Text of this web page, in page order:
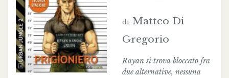
di Matteo Di
Gregorio
Rayan si trova bloccato fra
due alternative, nessuna